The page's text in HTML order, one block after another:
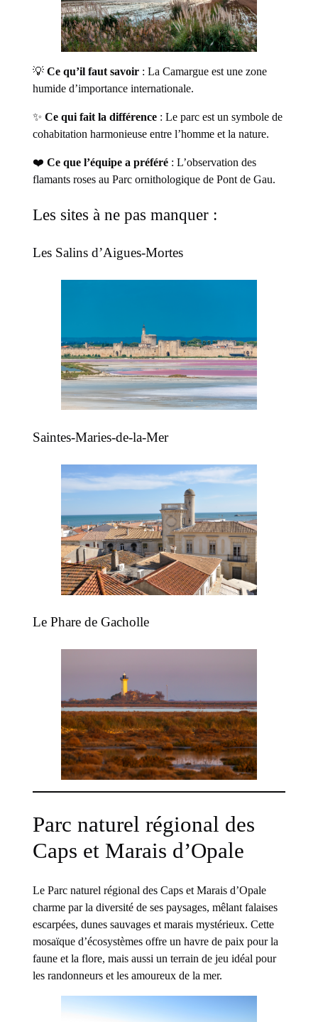
💡 Ce qu’il faut savoir : La Camargue est une zone
humide d’importance internationale.
✨Ce qui fait la différence : Le parc est un symbole de
cohabitation harmonieuse entre l’homme et la nature.
❤️Ce que l’équipe a préféré : L’observation des
flamants roses au Parc ornithologique de Pont de Gau.
Les sites à ne pas manquer :
Les Salins d’Aigues-Mortes
Saintes-Maries-de-la-Mer
Le Phare de Gacholle
Parc naturel régional des
Caps et Marais d’Opale
Le Parc naturel régional des Caps et Marais d’Opale
charme par la diversité de ses paysages, mêlant falaises
escarpées, dunes sauvages et marais mystérieux. Cette
mosaïque d’écosystèmes offre un havre de paix pour la
faune et la flore, mais aussi un terrain de jeu idéal pour
les randonneurs et les amoureux de la mer.